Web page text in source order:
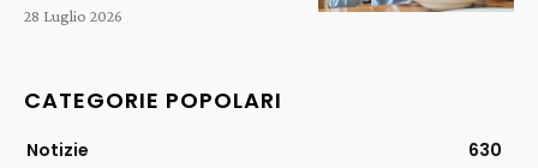
28 Luglio 2026
CATEGORIE POPOLARI
Notizie
630